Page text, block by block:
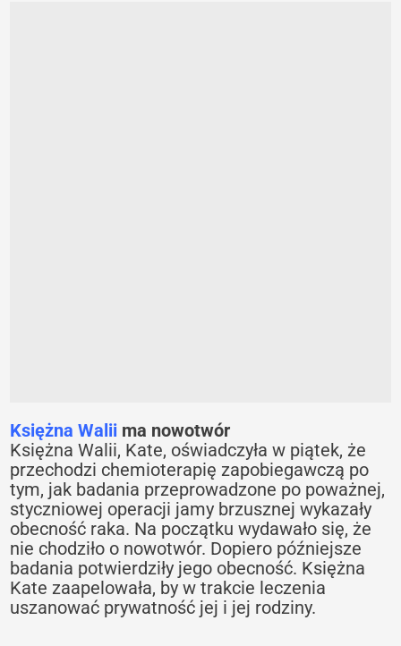
Księżna Walii ma nowotwór
Księżna Walii, Kate, oświadczyła w piątek, że
przechodzi chemioterapię zapobiegawczą po
tym, jak badania przeprowadzone po poważnej,
styczniowej operacji jamy brzusznej wykazały
obecność raka. Na początku wydawało się, że
nie chodziło o nowotwór. Dopiero późniejsze
badania potwierdziły jego obecność. Księżna
Kate zaapelowała, by w trakcie leczenia
uszanować prywatność jej i jej rodziny.